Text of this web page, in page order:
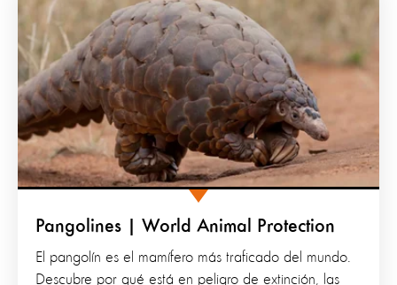
Pangolines | World Animal Protection
El pangolín es el mamífero más traficado del mundo.
Descubre por qué está en peligro de extinción, las